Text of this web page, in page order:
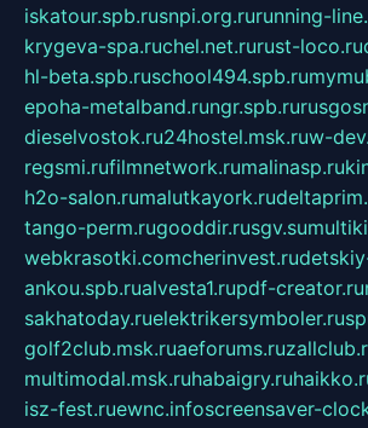
iskatour.spb.rusnpi.org.rurunning-
krygeva-spa.ruchel.net.rurust-loco.ru
hl-beta.spb.ruschool494.spb.ru
epoha-metalband.rungr.spb.ru
dieselvostok.ru24hostel.msk.ruw-
regsmi.rufilmnetwork.rumalinasp.ru
h2o-salon.rumalutkayork.ru
tango-perm.rugooddir.rusgv.su
webkrasotki.comcherinvest.ru
ankou.spb.rualvesta1.rupdf-creator.ru
sakhatoday.ruelektrikersymboler.ru
golf2club.msk.ruaeforums.ru
multimodal.msk.ruhabaigry.ru
isz-fest.ruewnc.infoscreensaver-